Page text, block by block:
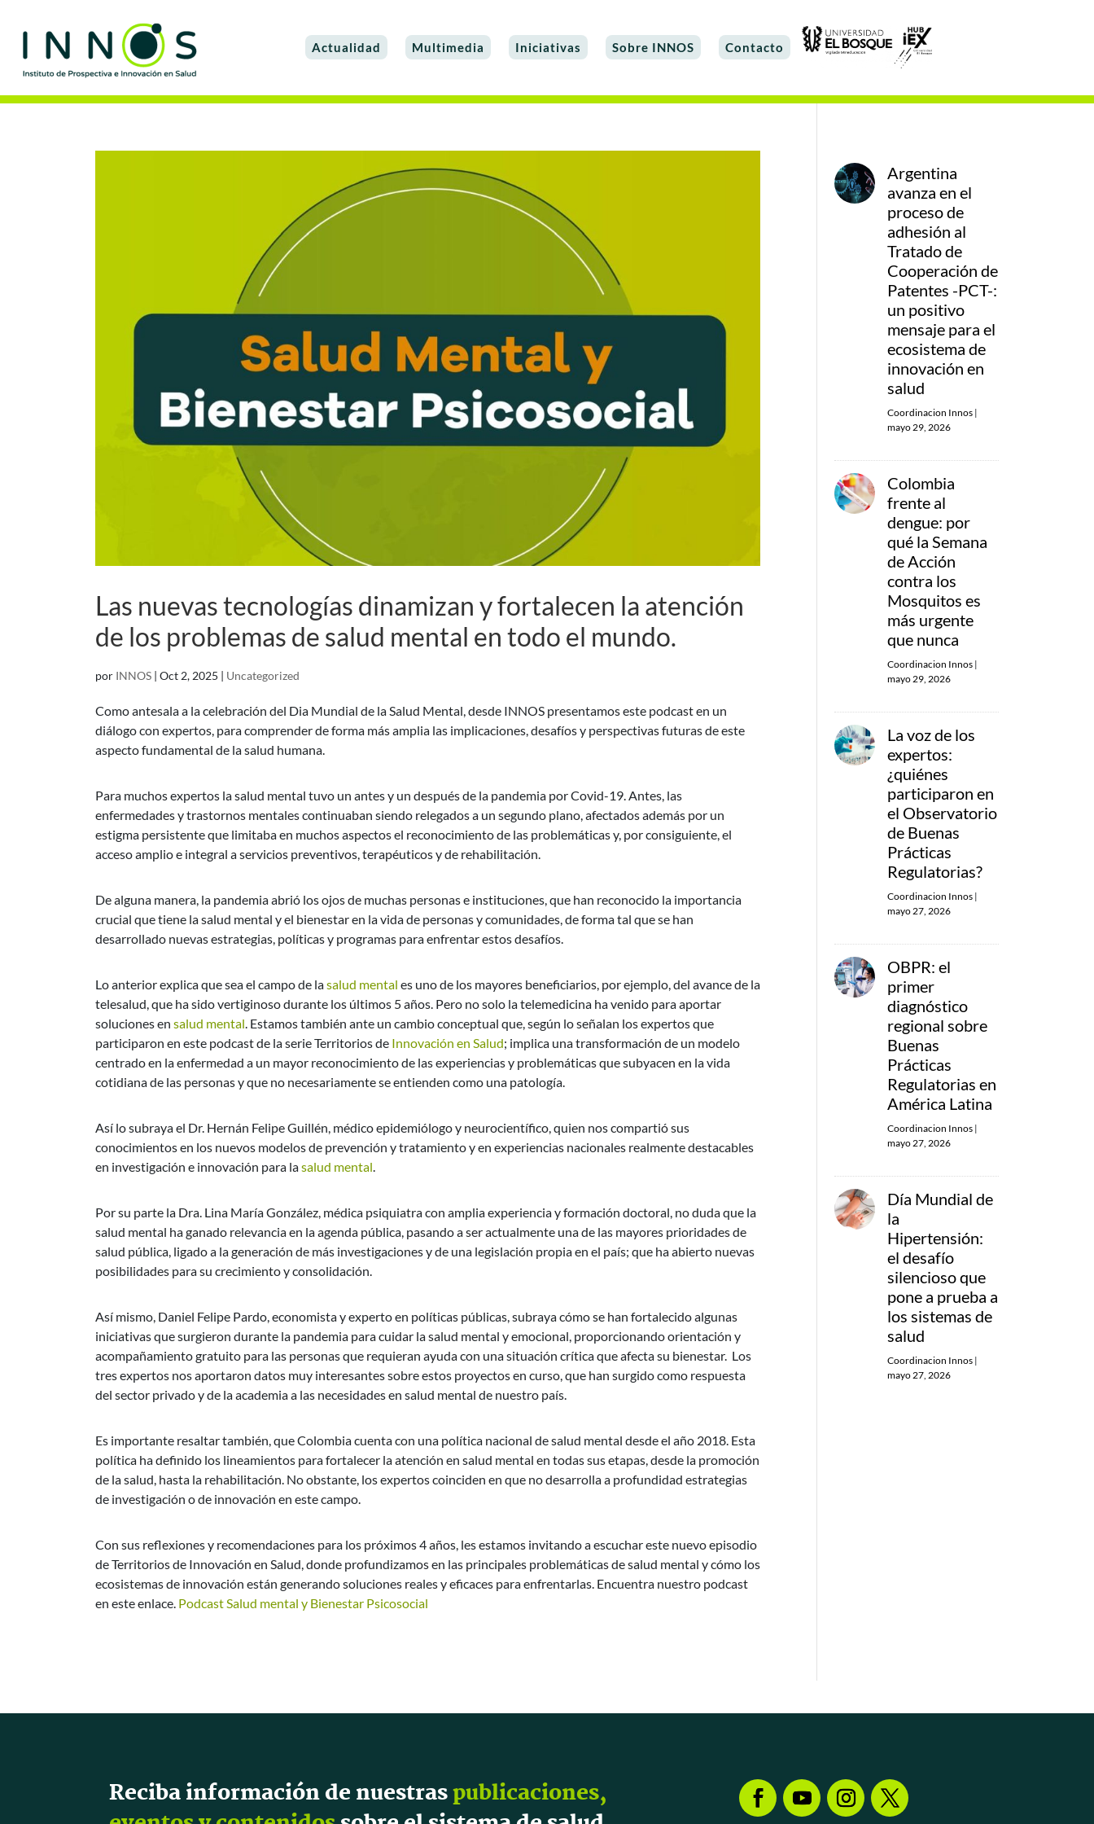
Actualidad Multimedia Iniciativas Sobre INNOS Contacto
Las nuevas tecnologías dinamizan y fortalecen la atención
de los problemas de salud mental en todo el mundo.
por INNOS | Oct 2, 2025 | Uncategorized
Como antesala a la celebración del Dia Mundial de la Salud Mental, desde INNOS presentamos este podcast en un
diálogo con expertos, para comprender de forma más amplia las implicaciones, desafíos y perspectivas futuras de este
aspecto fundamental de la salud humana.
Para muchos expertos la salud mental tuvo un antes y un después de la pandemia por Covid-19. Antes, las
enfermedades y trastornos mentales continuaban siendo relegados a un segundo plano, afectados además por un
estigma persistente que limitaba en muchos aspectos el reconocimiento de las problemáticas y, por consiguiente, el
acceso amplio e integral a servicios preventivos, terapéuticos y de rehabilitación.
De alguna manera, la pandemia abrió los ojos de muchas personas e instituciones, que han reconocido la importancia
crucial que tiene la salud mental y el bienestar en la vida de personas y comunidades, de forma tal que se han
desarrollado nuevas estrategias, políticas y programas para enfrentar estos desafíos.
Lo anterior explica que sea el campo de lasalud mental es uno de los mayores beneficiarios, por ejemplo, del avance de la
telesalud, que ha sido vertiginoso durante los últimos 5 años. Pero no solo la telemedicina ha venido para aportar
soluciones en salud mental. Estamos también ante un cambio conceptual que, según lo señalan los expertos que
participaron en este podcast de la serie Territorios de Innovación en Salud; implica una transformación de un modelo
centrado en la enfermedad a un mayor reconocimiento de las experiencias y problemáticas que subyacen en la vida
cotidiana de las personas y que no necesariamente se entienden como una patología.
Así lo subraya el Dr. Hernán Felipe Guillén, médico epidemiólogo y neurocientífico, quien nos compartió sus
conocimientos en los nuevos modelos de prevención y tratamiento y en experiencias nacionales realmente destacables
en investigación e innovación para lasalud mental.
Por su parte la Dra. Lina María González, médica psiquiatra con amplia experiencia y formación doctoral, no duda que la
salud mental ha ganado relevancia en la agenda pública, pasando a ser actualmente una de las mayores prioridades de
salud pública, ligado a la generación de más investigaciones y de una legislación propia en el país; que ha abierto nuevas
posibilidades para su crecimiento y consolidación.
Así mismo, Daniel Felipe Pardo, economista y experto en políticas públicas, subraya cómo se han fortalecido algunas
iniciativas que surgieron durante la pandemia para cuidar la salud mental y emocional, proporcionando orientación y
acompañamiento gratuito para las personas que requieran ayuda con una situación crítica que afecta su bienestar. Los
tres expertos nos aportaron datos muy interesantes sobre estos proyectos en curso, que han surgido como respuesta
del sector privado y de la academia a las necesidades en salud mental de nuestro país.
Es importante resaltar también, que Colombia cuenta con una política nacional de salud mental desde el año 2018. Esta
política ha definido los lineamientos para fortalecer la atención en salud mental en todas sus etapas, desde la promoción
de la salud, hasta la rehabilitación. No obstante, los expertos coinciden en que no desarrolla a profundidad estrategias
de investigación o de innovación en este campo.
Con sus reflexiones y recomendaciones para los próximos 4 años, les estamos invitando a escuchar este nuevo episodio
de Territorios de Innovación en Salud, donde profundizamos en las principales problemáticas de salud mental y cómo los
ecosistemas de innovación están generando soluciones reales y eficaces para enfrentarlas. Encuentra nuestro podcast
en este enlace. Podcast Salud mental y Bienestar Psicosocial
Argentina
avanza en el
proceso de
adhesión al
Tratado de
Cooperación de
Patentes -PCT-:
un positivo
mensaje para el
ecosistema de
innovación en
salud
Coordinacion Innos |
mayo 29, 2026
Colombia
frente al
dengue: por
qué la Semana
de Acción
contra los
Mosquitos es
más urgente
que nunca
Coordinacion Innos |
mayo 29, 2026
La voz de los
expertos:
¿quiénes
participaron en
el Observatorio
de Buenas
Prácticas
Regulatorias?
Coordinacion Innos |
mayo 27, 2026
OBPR: el
primer
diagnóstico
regional sobre
Buenas
Prácticas
Regulatorias en
América Latina
Coordinacion Innos |
mayo 27, 2026
Día Mundial de
la
Hipertensión:
el desafío
silencioso que
pone a prueba a
los sistemas de
salud
Coordinacion Innos |
mayo 27, 2026
Reciba información de nuestraspublicaciones,